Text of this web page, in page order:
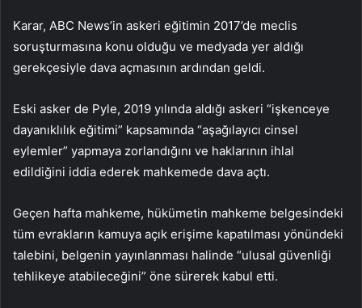
Karar, ABC News’in askeri eğitimin 2017’de meclis
soruşturmasına konu olduğu ve medyada yer aldığı
gerekçesiyle dava açmasının ardından geldi.
Eski asker de Pyle, 2019 yılında aldığı askeri “işkenceye
dayanıklılık eğitimi” kapsamında “aşağılayıcı cinsel
eylemler” yapmaya zorlandığını ve haklarının ihlal
edildiğini iddia ederek mahkemede dava açtı.
Geçen hafta mahkeme, hükümetin mahkeme belgesindeki
tüm evrakların kamuya açık erişime kapatılması yönündeki
talebini, belgenin yayınlanması halinde “ulusal güvenliği
tehlikeye atabileceğini” öne sürerek kabul etti.